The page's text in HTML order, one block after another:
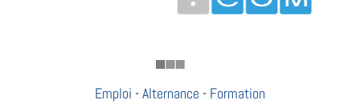
183
Emploi -Alternance - Formation